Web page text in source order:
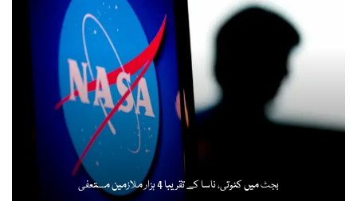
بجٹ میں کٹوتی، ناسا کے تقریبا 4 ہزار ملازمین مستعفی